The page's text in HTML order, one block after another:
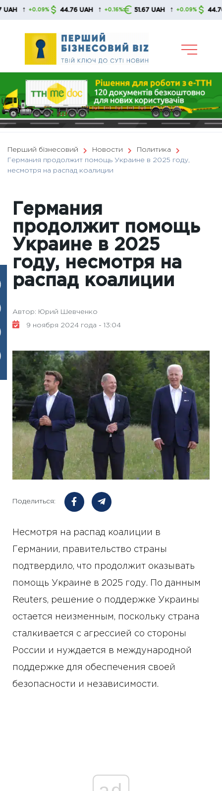
Skip
+0.09% 44.76 UAH ↑ +0.16% 51.67 UAH ↑ +0.09% 44.76 UAH
Перший бізнесовий Новости
Политика
Германия продолжит помощь Украине в 2025 году,
несмотря на распад коалиции
Германия
продолжит помощь
Украине в 2025
году, несмотря на
распад коалиции
Автор: Юрий Шевченко
9 ноября 2024 года - 13:04
Поделиться:
Несмотря на распад коалиции в
Германии, правительство страны
подтвердило, что продолжит оказывать
помощь Украине в 2025 году. По данным
Reuters, решение о поддержке Украины
остается неизменным, поскольку страна
сталкивается с агрессией со стороны
России и нуждается в международной
поддержке для обеспечения своей
безопасности и независимости.